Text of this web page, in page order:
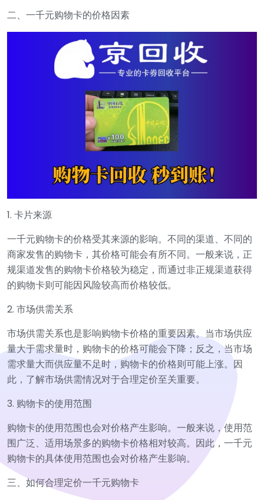
二、一千元购物卡的价格因素
1. 卡片来源
一千元购物卡的价格受其来源的影响。不同的渠道、不同的
商家发售的购物卡，其价格可能会有所不同。一般来说，正
规渠道发售的购物卡价格较为稳定，而通过非正规渠道获得
的购物卡则可能因风险较高而价格较低。
2. 市场供需关系
市场供需关系也是影响购物卡价格的重要因素。当市场供应
量大于需求量时，购物卡的价格可能会下降；反之，当市场
需求量大而供应量不足时，购物卡的价格则可能上涨。因
此，了解市场供需情况对于合理定价至关重要。
3. 购物卡的使用范围
购物卡的使用范围也会对价格产生影响。一般来说，使用范
围广泛、适用场景多的购物卡价格相对较高。因此，一千元
购物卡的具体使用范围也会对价格产生影响。
三、如何合理定价一千元购物卡